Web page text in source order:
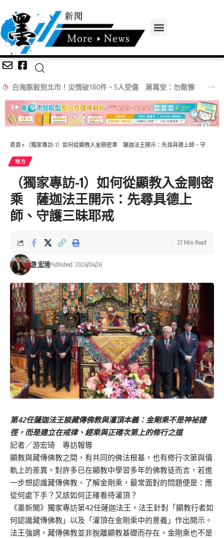
白海豚殺到北市！災情破180件、5人受傷 蔣萬安：勿鬆懈
首頁 » （獨家專訪-1）如何從顯教入金剛密乘 薩迦法王開示：先尋具德上師、守護三昧耶戒
地方
（獨家專訪-1）如何從顯教入金剛密
乘 薩迦法王開示：先尋具德上
師、守護三昧耶戒
游 宏琦Published: 2026/04/26
27 Min Read
第42任薩迦法王談藏傳佛教與灌頂本義：金剛乘不是神祕捷
徑，而是建立在戒律、經乘與正確次第上的修行之道
記者／游宏琦 專訪報導
顯教與藏傳佛教之間，有共同的佛法根基，也有修行次第與儀
軌上的差異。對許多已在顯教中學習多年的佛教徒而言，若進
一步想認識藏傳佛教、了解金剛乘，最常面對的問題便是：應
從何處下手？又該如何正確看待灌頂？
《墨新聞》獨家專訪第42任薩迦法王，法王針對「顯教行者如
何認識藏傳佛教」以及「灌頂在金剛乘中的意義」作出開示。
法王強調，藏傳佛教並非脫離顯教基礎而存在，金剛乘也不是